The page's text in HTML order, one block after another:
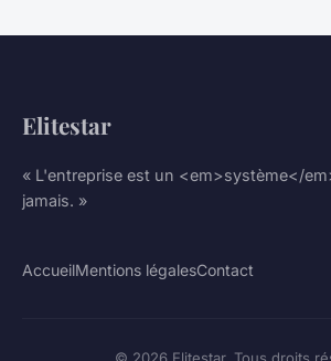
Elitestar
« L'entreprise est un <em>système</
jamais. »
AccueilMentions légalesContact
© 2026 Elitestar. Tous droits